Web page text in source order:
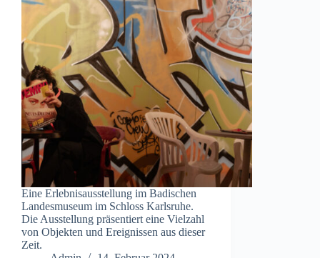
Eine Erlebnisausstellung im Badischen
Landesmuseum im Schloss Karlsruhe.
Die Ausstellung präsentiert eine Vielzahl
von Objekten und Ereignissen aus dieser
Zeit.